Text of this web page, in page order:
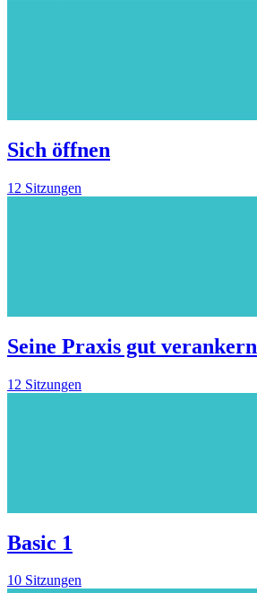
Sich öffnen
12 Sitzungen
Seine Praxis gut verankern
12 Sitzungen
Basic 1
10 Sitzungen